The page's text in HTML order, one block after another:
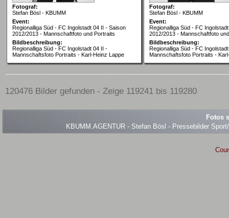
Fotograf:
Stefan Bösl - KBUMM
Event:
Regionalliga Süd - FC Ingolstadt 04 II - Saison
2012/2013 - Mannschaftfoto und Portraits
Bildbeschreibung:
Regionalliga Süd - FC Ingolstadt 04 II -
Mannschaftsfoto Portraits - Karl-Heinz Lappe
Fotograf:
Stefan Bösl - KBUMM
Event:
Regionalliga Süd - FC
2012/2013 - Mannschaftfoto
Bildbeschreibung:
Regionalliga Süd - FC
Mannschaftsfoto Portraits -
120476 Bilder gefunden - Zeige 119241 bis 119280
Fotos
KBUMM.AGENTUR - Stefan Bösl - Pressebilder